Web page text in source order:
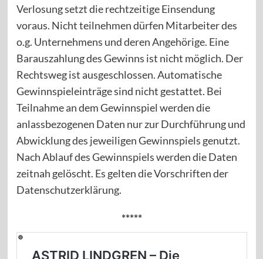
Verlosung setzt die rechtzeitige Einsendung
voraus. Nicht teilnehmen dürfen Mitarbeiter des
o.g. Unternehmens und deren Angehörige. Eine
Barauszahlung des Gewinns ist nicht möglich. Der
Rechtsweg ist ausgeschlossen. Automatische
Gewinnspieleinträge sind nicht gestattet. Bei
Teilnahme an dem Gewinnspiel werden die
anlassbezogenen Daten nur zur Durchführung und
Abwicklung des jeweiligen Gewinnspiels genutzt.
Nach Ablauf des Gewinnspiels werden die Daten
zeitnah gelöscht. Es gelten die Vorschriften der
Datenschutzerklärung.
*****